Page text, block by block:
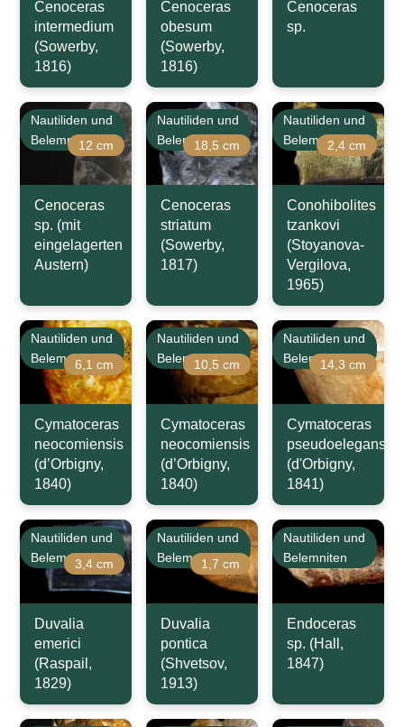
Cenoceras
intermedium
(Sowerby,
1816)
Cenoceras
obesum
(Sowerby,
1816)
Cenoceras
sp.
Nautiliden und
Belemniten12 cm
Cenoceras
sp. (mit
eingelagerten
Austern)
Nautiliden und
Belemniten
18,5 cm
Cenoceras
striatum
(Sowerby,
1817)
Nautiliden und
Belemniten2,4 cm
Conohibolites
tzankovi
(Stoyanova-
Vergilova,
1965)
Nautiliden und
Belemniten6,1 cm
Cymatoceras
neocomiensis
(d’Orbigny,
1840)
Nautiliden und
Belemniten
10,5 cm
Cymatoceras
neocomiensis
(d’Orbigny,
1840)
Nautiliden und
Belemniten
14,3 cm
Cymatoceras
pseudoelegans
(d'Orbigny,
1841)
Nautiliden und
Belemniten3,4 cm
Duvalia
emerici
(Raspail,
1829)
Nautiliden und
Belemniten1,7 cm
Duvalia
pontica
(Shvetsov,
1913)
Nautiliden und
Belemniten
Endoceras
sp. (Hall,
1847)